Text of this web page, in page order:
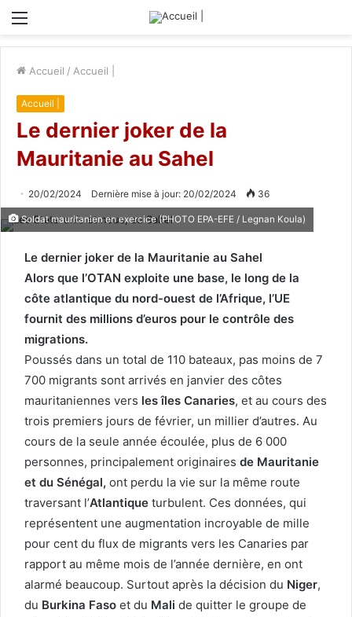
Menu
Accueil / Accueil |
Accueil |
Le dernier joker de la
Mauritanie au Sahel
20/02/2024 Dernière mise à jour: 20/02/2024 36
Soldat mauritanien en exercice (PHOTO EPA-EFE / Legnan Koula)
Le dernier joker de la Mauritanie au Sahel
Alors que l’OTAN exploite une base, le long de la
côte atlantique du nord-ouest de l’Afrique, l’UE
fournit des millions d’euros pour le contrôle des
migrations.
Poussés dans un total de 110 bateaux, pas moins de 7
700 migrants sont arrivés en janvier des côtes
mauritaniennes vers les îles Canaries, et au cours des
trois premiers jours de février, un millier d’autres. Au
cours de la seule année écoulée, plus de 6 000
personnes, principalement originaires de Mauritanie
et du Sénégal, ont perdu la vie sur la même route
traversant l’Atlantique turbulent. Ces données, qui
représentent une augmentation incroyable de mille
pour cent du flux de migrants vers les Canaries par
rapport au même mois de l’année dernière, en ont
alarmé beaucoup. Surtout après la décision du Niger,
du Burkina Faso et du Mali de quitter le groupe de